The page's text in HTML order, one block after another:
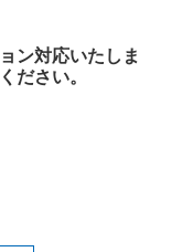
ン対応いたしま
ださい。